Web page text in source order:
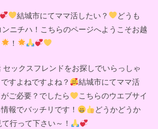
結城市にてママ活したい？
どうも
ンニチハ！こちらのページへようこそお越
！
ックスフレンドをお探しでいらっしゃ
すよねですよね？
結城市にてママ活
ご必要？でしたら
こちらのウエブサイ
報でバッチリです！
どうかどうか
行って下さい～！